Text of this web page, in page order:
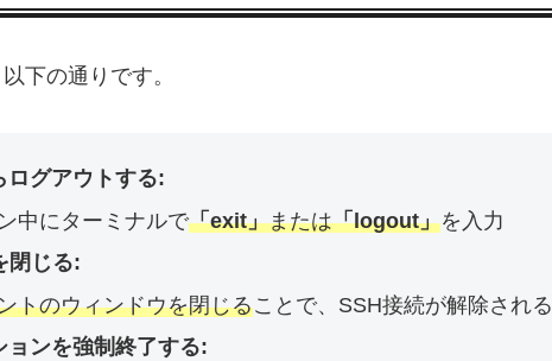
下の通りです。
ログアウトする:
中にターミナルで「exit」または「logout」を入力
閉じる:
トのウィンドウを閉じることで、SSH接続が解除される
ンを強制終了する: